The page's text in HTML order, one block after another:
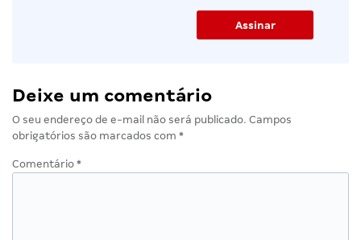
Deixe um comentário
O seu endereço de e-mail não será publicado. Campos
obrigatórios são marcados com *
Comentário *